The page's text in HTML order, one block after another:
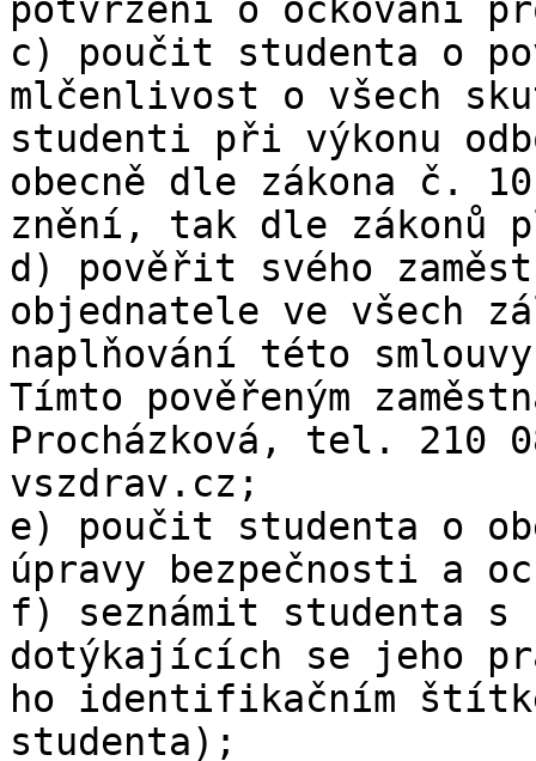
potvrzeni o očkování
c) poučit studenta o
mlčenlivost o všech
studenti při výkonu
obecně dle zákona č.
znění, tak dle zákonů
d) pověřit svého
objednatele ve všech
naplňování této
Tímto pověřeným
Procházková, tel. 210
vszdrav.cz;
e) poučit studenta o
úpravy bezpečnosti a
f) seznámit studenta s
dotýkajících se jeho
ho identifikačním
studenta);